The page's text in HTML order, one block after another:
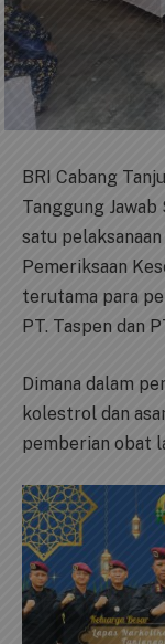
BRI Cabang
Tanggung Jawab
satu
Pemeriksaan
terutama para
PT. Taspen dan
Dimana dalam
kolestrol dan
pemberian obat